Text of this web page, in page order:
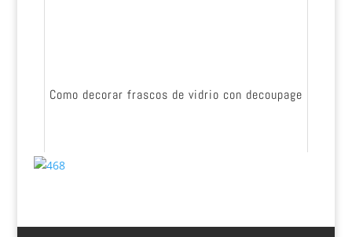
Como decorar frascos de vidrio con decoupage